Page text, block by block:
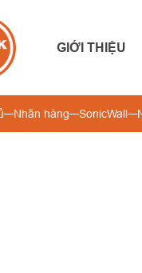
GIỚI THIỆU
Nhãn hàng SonicWall